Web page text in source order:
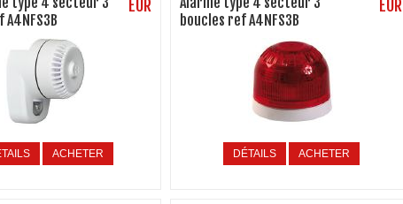
EUR
ACHETER
boucles ref A4NFS3B
EUR
DÉTAILS ACHETER